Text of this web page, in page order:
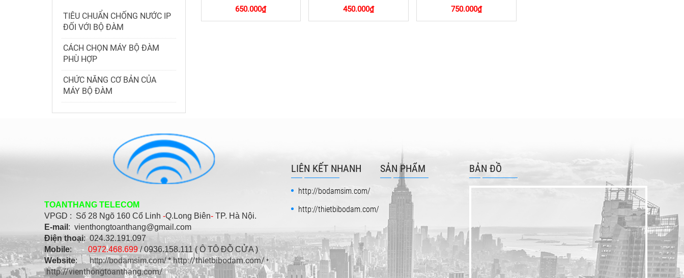
TIÊU CHUẨN CHỐNG NƯỚC IP
ĐỐI VỚI BỘ ĐÀM
CÁCH CHỌN MÁY BỘ ĐÀM
PHÙ HỢP
CHỨC NĂNG CƠ BẢN CỦA
MÁY BỘ ĐÀM
650.000₫ 450.000₫ 750.000₫
TOANTHANG TELECOM
VPGD : Số 28 Ngõ 160 Cổ Linh -Q.Long Biên- TP. Hà Nội.
E-mail : vienthongtoanthang@gmail.com
Điện thoại: 024.32.191.097
Mobile: 0972.468.699/ 0936.158.111 ( Ô TÔ ĐỖ CỬA )
Website:http://bodamsim.com/*http://thietbibodam.com/*
http://vienthongtoanthang.com/
LIÊN KẾT NHANH
http://bodamsim.com/
http://thietbibodam.com/
SẢN PHẨM BẢN ĐỒ